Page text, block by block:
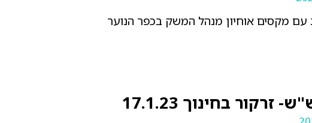
עם מקסים אוחיון מנהל המשק בכפר הנוער
בחינוך 17.1.23